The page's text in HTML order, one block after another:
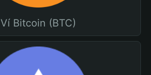
Ví Bitcoin (BTC)